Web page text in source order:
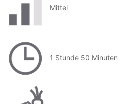
Mittel
1 Stunde 50 Minuten